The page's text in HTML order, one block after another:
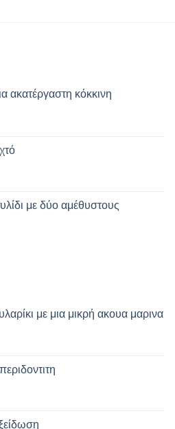
ακατέργαστη κόκκινη
με δύο αμέθυστους
με μια μικρή ακουα μαρινα